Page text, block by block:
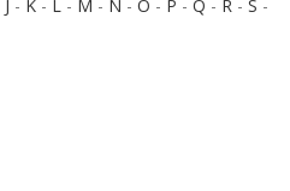
J - K - L - M - N - O - P - Q - R - S -